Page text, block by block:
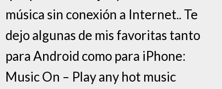
música sin conexión a Internet.. Te
dejo algunas de mis favoritas tanto
para Android como para iPhone:
Music On – Play any hot music